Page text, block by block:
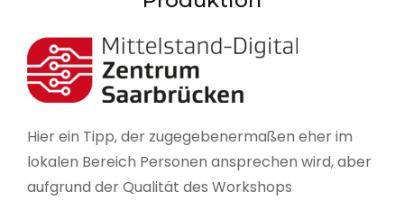
in
Deutschland
Hier ein Tipp, der zugegebenermaßen eher im
lokalen Bereich Personen ansprechen wird, aber
aufgrund der Qualität des Workshops